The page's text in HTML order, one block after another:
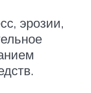
эрозии,